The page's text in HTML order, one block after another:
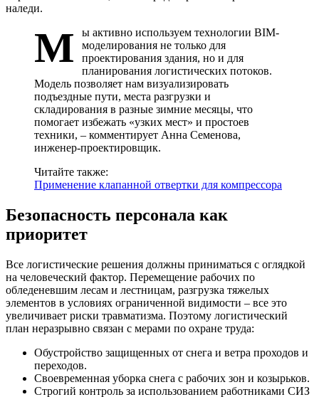
наледи.
М
ы активно используем технологии BIM-
моделирования не только для
проектирования здания, но и для
планирования логистических потоков.
Модель позволяет нам визуализировать
подъездные пути, места разгрузки и
складирования в разные зимние месяцы, что
помогает избежать «узких мест» и простоев
техники, – комментирует Анна Семенова,
инженер-проектировщик.
Читайте также:
Применение клапанной отвертки для компрессора
Безопасность персонала как
приоритет
Все логистические решения должны приниматься с оглядкой
на человеческий фактор. Перемещение рабочих по
обледеневшим лесам и лестницам, разгрузка тяжелых
элементов в условиях ограниченной видимости – все это
увеличивает риски травматизма. Поэтому логистический
план неразрывно связан с мерами по охране труда:
Обустройство защищенных от снега и ветра проходов и
переходов.
Своевременная уборка снега с рабочих зон и козырьков.
Строгий контроль за использованием работниками СИЗ